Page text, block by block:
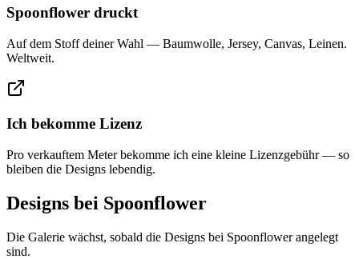
Spoonflower druckt
Auf dem Stoff deiner Wahl — Baumwolle, Jersey, Canvas, Leinen.
Weltweit.
Ich bekomme Lizenz
Pro verkauftem Meter bekomme ich eine kleine Lizenzgebühr — so
bleiben die Designs lebendig.
Designs bei Spoonflower
Die Galerie wächst, sobald die Designs bei Spoonflower angelegt
sind.